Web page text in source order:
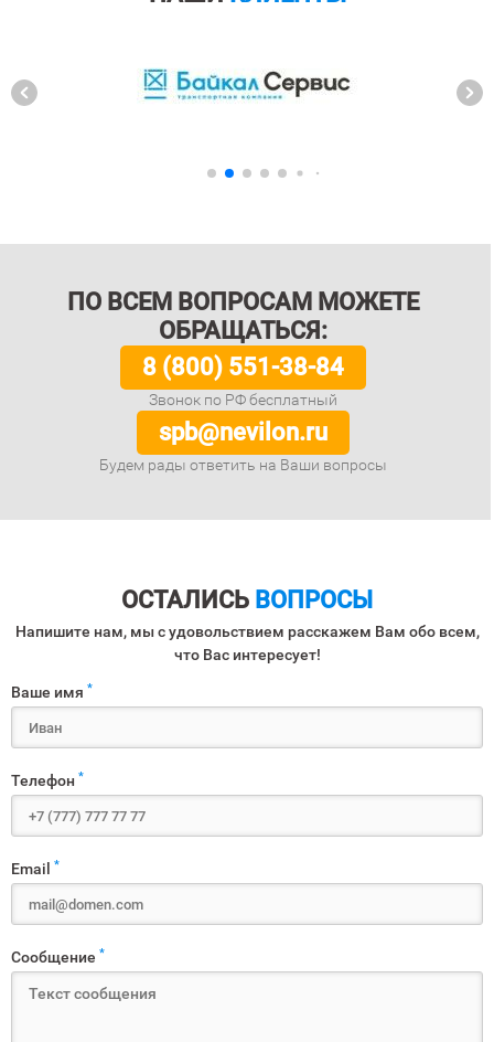
ПО ВСЕМ ВОПРОСАМ МОЖЕТЕ
ОБРАЩАТЬСЯ:
8 (800) 551-38-84
Звонок по РФ бесплатный
spb@nevilon.ru
Будем рады ответить на Ваши вопросы
ОСТАЛИСЬ ВОПРОСЫ
Напишите нам, мы с удовольствием расскажем Вам обо всем,
что Вас интересует!
Ваше имя *
Телефон *
Email *
Сообщение *